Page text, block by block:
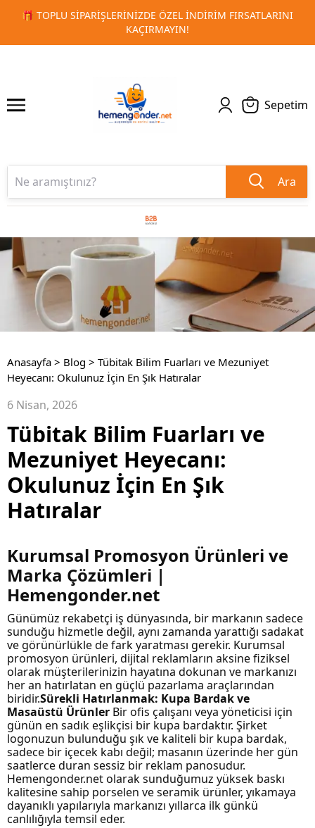
🚀 KURUMSAL PROMOSYON VE MATBAA
1 2
Sepetim
Ara
Anasayfa > Blog > Tübitak Bilim Fuarları ve Mezuniyet
Heyecanı: Okulunuz İçin En Şık Hatıralar
6 Nisan, 2026
Tübitak Bilim Fuarları ve
Mezuniyet Heyecanı:
Okulunuz İçin En Şık
Hatıralar
Kurumsal Promosyon Ürünleri ve
Marka Çözümleri |
Hemengonder.net
Günümüz rekabetçi iş dünyasında, bir markanın sadece
sunduğu hizmetle değil, aynı zamanda yarattığı sadakat
ve görünürlükle de fark yaratması gerekir. Kurumsal
promosyon ürünleri, dijital reklamların aksine fiziksel
olarak müşterilerinizin hayatına dokunan ve markanızı
her an hatırlatan en güçlü pazarlama araçlarından
biridir.Sürekli Hatırlanmak: Kupa Bardak ve
Masaüstü Ürünler Bir ofis çalışanı veya yöneticisi için
günün en sadık eşlikçisi bir kupa bardaktır. Şirket
logonuzun bulunduğu şık ve kaliteli bir kupa bardak,
sadece bir içecek kabı değil; masanın üzerinde her gün
saatlerce duran sessiz bir reklam panosudur.
Hemengonder.net olarak sunduğumuz yüksek baskı
kalitesine sahip porselen ve seramik ürünler, yıkamaya
dayanıklı yapılarıyla markanızı yıllarca ilk günkü
canlılığıyla temsil eder.